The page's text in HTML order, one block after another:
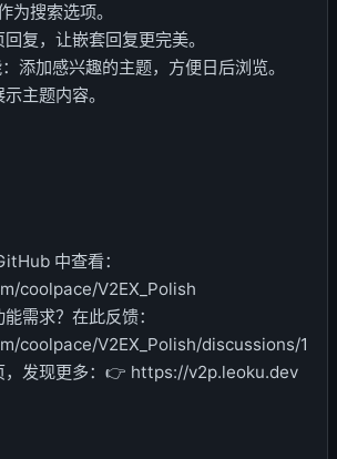
为搜索选项。
复，让嵌套回复更完美。
添加感兴趣的主题，方便日后浏览。
主题内容。
中查看：
coolpace/V2EX_Polish
需求？在此反馈：
coolpace/V2EX_Polish/discussions/1
，发现更多：👉 https://v2p.leoku.dev